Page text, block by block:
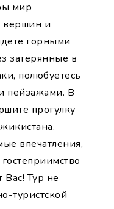
мир
вершин и
горными
затерянные в
полюбуетесь
пейзажами. В
прогулку
впечатления,
Тур не
туристской